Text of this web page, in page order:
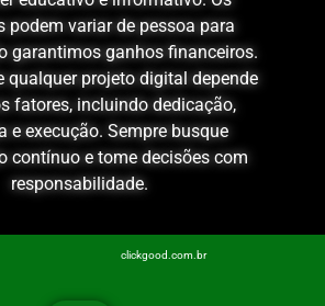
podem variar de pessoa para
garantimos ganhos financeiros.
qualquer projeto digital depende
fatores, incluindo dedicação,
e execução. Sempre busque
contínuo e tome decisões com
responsabilidade.
clickgood.com.br